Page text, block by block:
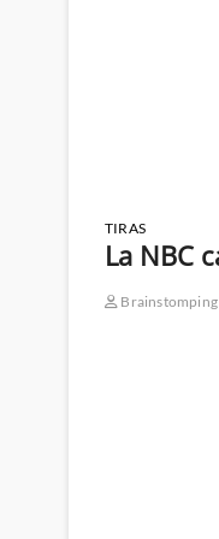
TIRAS
La NBC
Brainstomping